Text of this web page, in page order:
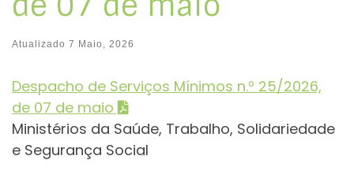
Atualizado 7 Maio, 2026
Despacho de Serviços Mínimos n.º 25/2026,
de 07 de maio
Ministérios da Saúde, Trabalho, Solidariedade
e Segurança Social